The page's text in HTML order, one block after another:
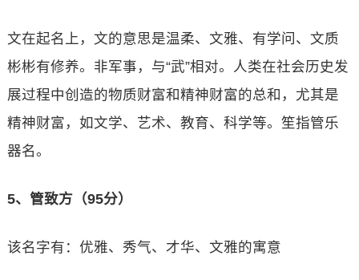
文在起名上，文的意思是温柔、文雅、有学问、文质
彬彬有修养。非军事，与“武”相对。人类在社会历史发
展过程中创造的物质财富和精神财富的总和，尤其是
精神财富，如文学、艺术、教育、科学等。笙指管乐
器名。
5、管致方（95分）
该名字有：优雅、秀气、才华、文雅的寓意